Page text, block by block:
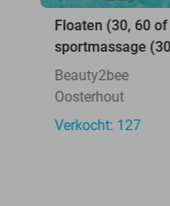
Floaten (30, 60
sportmassage
Beauty2bee
Oosterhout
Verkocht: 127